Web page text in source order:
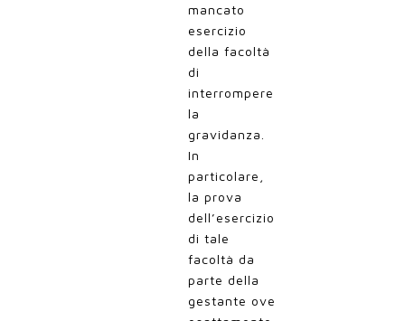
mancato
esercizio
della facoltà
di
interrompere
la
gravidanza.
In
particolare,
la prova
dell’esercizio
di tale
facoltà da
parte della
gestante ove